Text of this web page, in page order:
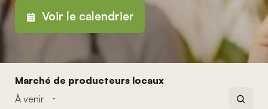
Voir le calendrier
Marché de producteurs locaux
Évènements
et
À venir